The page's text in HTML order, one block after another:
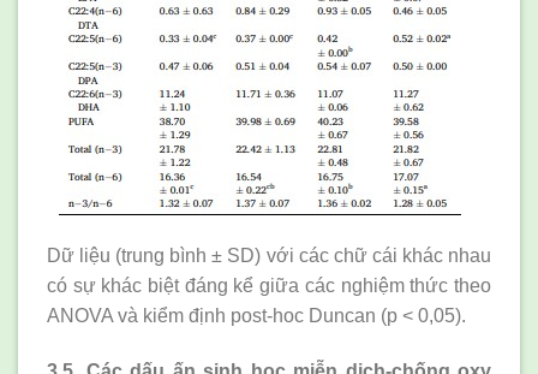
Dữ liệu (trung bình ± SD) với các chữ cái khác nhau
có sự khác biệt đáng kể giữa các nghiệm thức theo
ANOVA và kiểm định post-hoc Duncan (p < 0,05).